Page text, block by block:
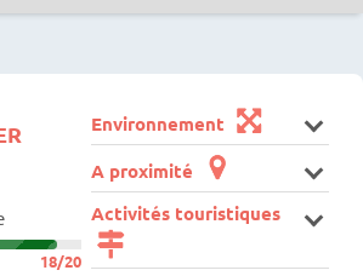
18/20
Environnement
A proximité
Activités touristiques